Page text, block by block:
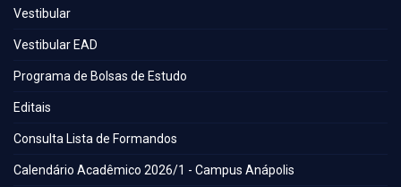
Vestibular
Vestibular EAD
Programa de Bolsas de Estudo
Editais
Consulta Lista de Formandos
Calendário Acadêmico 2026/1 - Campus Anápolis